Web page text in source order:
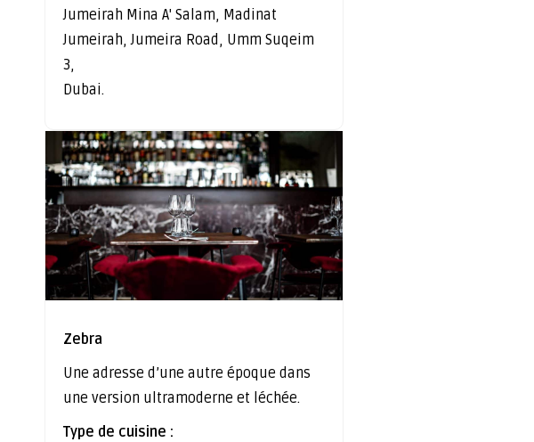
Jumeirah Mina A' Salam, Madinat
Jumeirah, Jumeira Road, Umm Suqeim
3,
Dubai.
Zebra
Une adresse d’une autre époque dans
une version ultramoderne et léchée.
Type de cuisine :